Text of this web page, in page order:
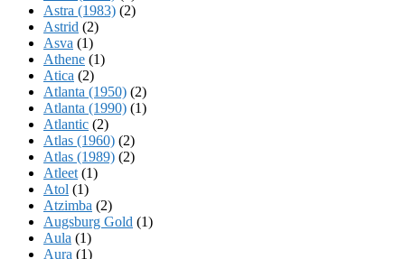
Astra (1983) (2)
Astrid (2)
Asva (1)
Athene (1)
Atica (2)
Atlanta (1950) (2)
Atlanta (1990) (1)
Atlantic (2)
Atlas (1960) (2)
Atlas (1989) (2)
Atleet (1)
Atol (1)
Atzimba (2)
Augsburg Gold (1)
Aula (1)
Aura (1)